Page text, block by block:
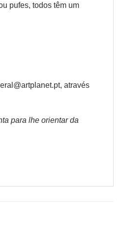
pufes, todos têm um
através
para lhe orientar da